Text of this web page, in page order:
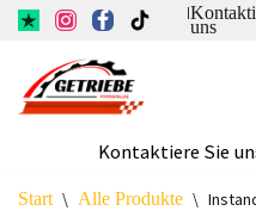
Inhalt
springen
|
uns
Kontaktiere Sie
Start \ Alle Produkte \